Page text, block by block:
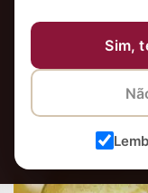
Sim,